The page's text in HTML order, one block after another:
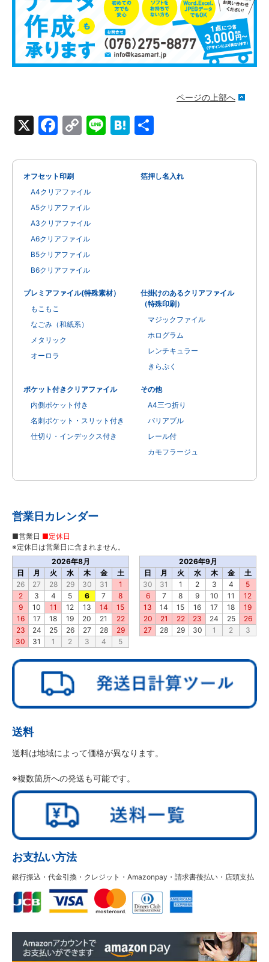
ページの上部へ
X Facebook
CopyLineHatena
オフセット印刷
A4クリアファイル
A5クリアファイル
A3クリアファイル
A6クリアファイル
B5クリアファイル
B6クリアファイル
箔押し名入れ
プレミアファイル(特殊素材）
もこもこ
なごみ（和紙系）
メタリック
オーロラ
仕掛けのあるクリアファイル
（特殊印刷）
マジックファイル
ホログラム
レンチキュラー
きらぷく
ポケット付きクリアファイル
内側ポケット付き
名刺ポケット・スリット付き
仕切り・インデックス付き
その他
A4三つ折り
バリアブル
レール付
カモフラージュ
営業日カレンダー
2026年8月
日
月 火 水 木 金
土
26
27 28 29 30 31
1
2
3 4 5 6 7
8
9
10 11 12 13 14
15
16
17 18 19 20 21
22
23
24 25 26 27 28
29
30
31 1 2 3 4 5
2026年9月
日
月 火 水 木 金
土
30
31 1 2 3 4
5
6
7 8 9 10 11
12
13
14 15 16 17 18
19
20
21 22 23 24 25
26
27
28 29 30 1 2 3
■営業日 ■定休日
※定休日は営業日に含まれません。
送料
送料は地域によって価格が異なります。
※複数箇所への発送も可能です。
お支払い方法
銀行振込・代金引換・クレジット・Amazonpay・請求書後払い・店頭支払